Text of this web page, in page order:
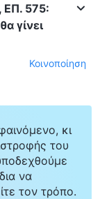
ΕΠ. 575:
γίνει
Κοινοποίηση
κι
του
να
τον τρόπο.